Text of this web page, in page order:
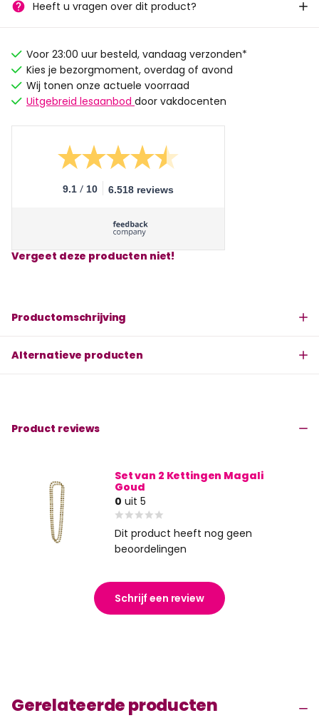
Heeft u vragen over dit product?
Voor 23:00 uur besteld, vandaag verzonden*
Kies je bezorgmoment, overdag of avond
Wij tonen onze actuele voorraad
Uitgebreid lesaanbod door vakdocenten
9.1 / 10 6.518 reviews
Vergeet deze producten niet!
Productomschrijving
Alternatieve producten
Product reviews
Set van 2 Kettingen Magali
Goud
0 uit 5
Dit product heeft nog geen
beoordelingen
Schrijf een review
Gerelateerde producten